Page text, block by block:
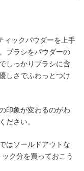
ックパウダーを上手
ブラシをパウダーの
しっかりブラシに含
しさでふわっとつけ
印象が変わるのがわ
ださい。
はソールドアウトな
ク分を買っておこう